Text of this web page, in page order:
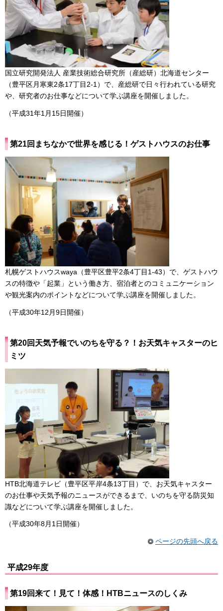
国立研究開発法人 産業技術総合研究所（産総研）北海道センター
（豊平区月寒東2条17丁目2-1）で、産総研で日々行われている研究
や、研究者のお仕事などについて学ぶ講座を開催しました。
（平成31年1月15日開催）
第21回まちなかで世界を感じる！ゲストハウスのお仕事
札幌ゲストハウスwaya（豊平区豊平2条4丁目1-43）で、ゲストハウ
スの特徴や「起業」という働き方、宿泊者とのコミュニケーション
や観光案内のポイントなどについて学ぶ講座を開催しました。
（平成30年12月9日開催）
第20回天気予報でいのちを守る？！お天気キャスターのヒ
ミツ
HTB北海道テレビ（豊平区平岸4条13丁目）で、お天気キャスター
のお仕事や天気予報のニュースができるまで、いのちを守る防災知
識などについて学ぶ講座を開催しました。
（平成30年8月1日開催）
ページの先頭へ戻る
平成29年度
第19回来て！見て！体感！HTBニュースのしくみ